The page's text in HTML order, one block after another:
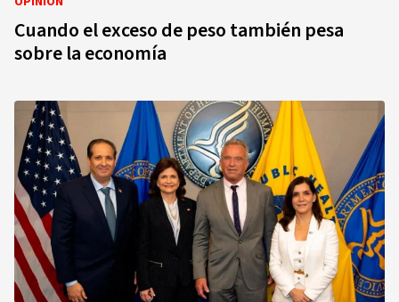
Cuando el exceso de peso también pesa
sobre la economía